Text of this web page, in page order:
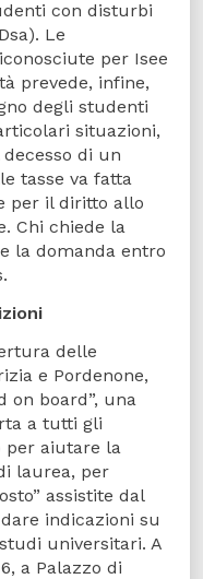
con disturbi
Le
per Isee
prevede, infine,
degli studenti
situazioni,
di un
tasse va fatta
per il diritto allo
Chi chiede la
la domanda entro
delle
e Pordenone,
on board”, una
a tutti gli
per aiutare la
laurea, per
assistite dal
indicazioni su
universitari. A
a Palazzo di